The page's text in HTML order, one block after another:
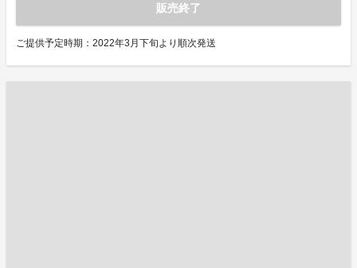
販売終了
ご提供予定時期：2022年3月下旬より順次発送